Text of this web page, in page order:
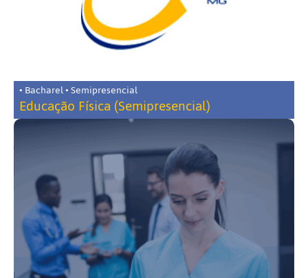
• Bacharel • Semipresencial
Educação Física (Semipresencial)